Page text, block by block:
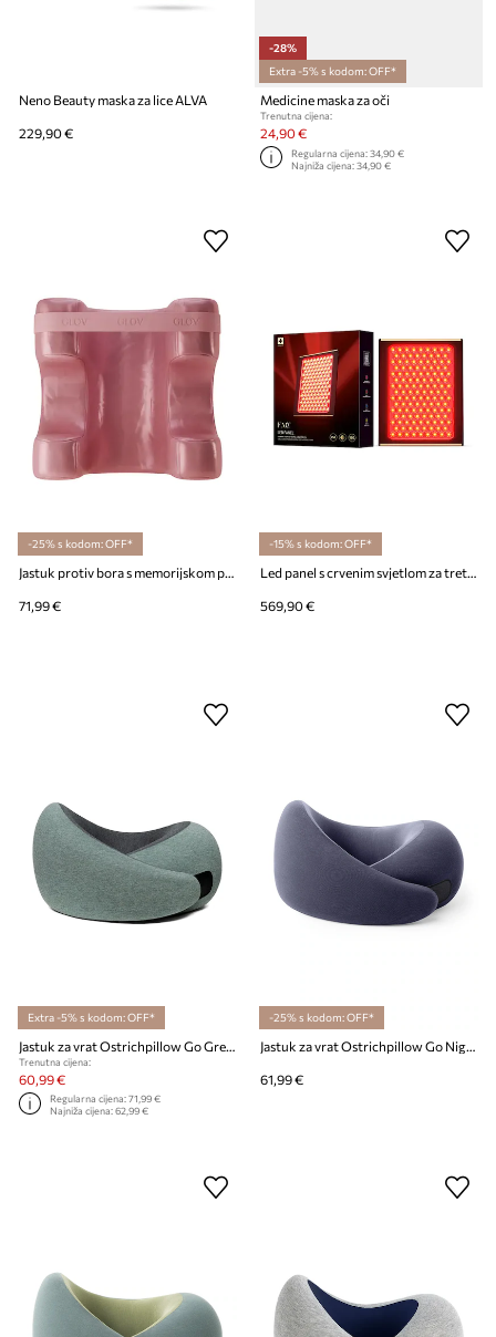
Neno Beauty maska za lice ALVA
229,90 €
-28%
Extra -5% s kodom: OFF*
Medicine maska za oči
Trenutna cijena:
24,90 €
Regularna cijena:34,90 €
Najniža cijena:34,90 €
-25% s kodom: OFF*
Jastuk protiv bora s memorijskom pjenom GLOV Sleeping Beauty
71,99 €
-15% s kodom: OFF*
Led panel s crvenim svjetlom za tretmane lica i tijela FOREO FAQ LED Panel
569,90 €
Extra -5% s kodom: OFF*
Trenutna cijena:
60,99 €
Regularna cijena:71,99 €
Najniža cijena:62,99 €
-25% s kodom: OFF*
61,99 €